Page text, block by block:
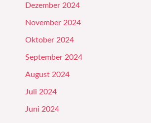
Dezember 2024
November 2024
Oktober 2024
September 2024
August 2024
Juli 2024
Juni 2024